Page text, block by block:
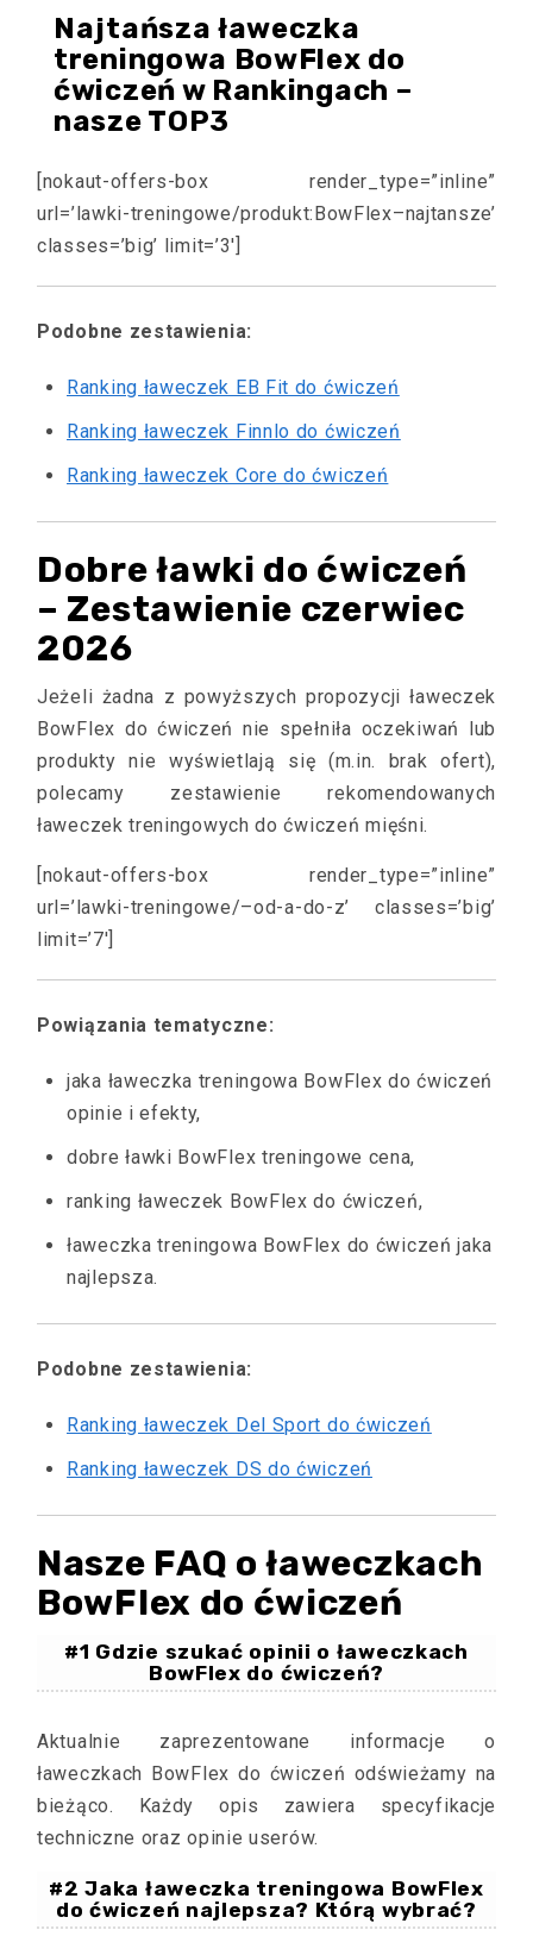
Najtańsza ławeczka
treningowa BowFlex do
ćwiczeń w Rankingach –
nasze TOP3
[nokaut-offers-box render_type=”inline”
url=’lawki-treningowe/produkt:BowFlex–najtansze’
classes=’big’ limit=’3′]
Podobne zestawienia:
Ranking ławeczek EB Fit do ćwiczeń
Ranking ławeczek Finnlo do ćwiczeń
Ranking ławeczek Core do ćwiczeń
Dobre ławki do ćwiczeń
– Zestawienie czerwiec
2026
Jeżeli żadna z powyższych propozycji ławeczek
BowFlex do ćwiczeń nie spełniła oczekiwań lub
produkty nie wyświetlają się (m.in. brak ofert),
polecamy zestawienie rekomendowanych
ławeczek treningowych do ćwiczeń mięśni.
[nokaut-offers-box render_type=”inline”
url=’lawki-treningowe/–od-a-do-z’ classes=’big’
limit=’7′]
Powiązania tematyczne:
jaka ławeczka treningowa BowFlex do ćwiczeń
opinie i efekty,
dobre ławki BowFlex treningowe cena,
ranking ławeczek BowFlex do ćwiczeń,
ławeczka treningowa BowFlex do ćwiczeń jaka
najlepsza.
Podobne zestawienia:
Ranking ławeczek Del Sport do ćwiczeń
Ranking ławeczek DS do ćwiczeń
Nasze FAQ o ławeczkach
BowFlex do ćwiczeń
#1 Gdzie szukać opinii o ławeczkach
BowFlex do ćwiczeń?
Aktualnie zaprezentowane informacje o
ławeczkach BowFlex do ćwiczeń odświeżamy na
bieżąco. Każdy opis zawiera specyfikacje
techniczne oraz opinie userów.
#2 Jaka ławeczka treningowa BowFlex
do ćwiczeń najlepsza? Którą wybrać?